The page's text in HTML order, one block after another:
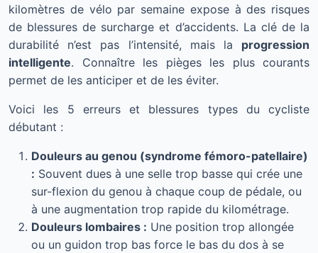
kilomètres de vélo par semaine expose à des risques
de blessures de surcharge et d’accidents. La clé de la
durabilité n’est pas l’intensité, mais la progression
intelligente. Connaître les pièges les plus courants
permet de les anticiper et de les éviter.
Voici les 5 erreurs et blessures types du cycliste
débutant :
Douleurs au genou (syndrome fémoro-patellaire)
: Souvent dues à une selle trop basse qui crée une
sur-flexion du genou à chaque coup de pédale, ou
à une augmentation trop rapide du kilométrage.
Douleurs lombaires : Une position trop allongée
ou un guidon trop bas force le bas du dos à se